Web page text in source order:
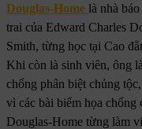
Douglas-Home là nhà
trai của Edward Charles
Smith, từng học tại Cao
Khi còn là sinh viên, ông
chống phân biệt chủng
vì các bài biếm họa chống
Douglas-Home từng làm